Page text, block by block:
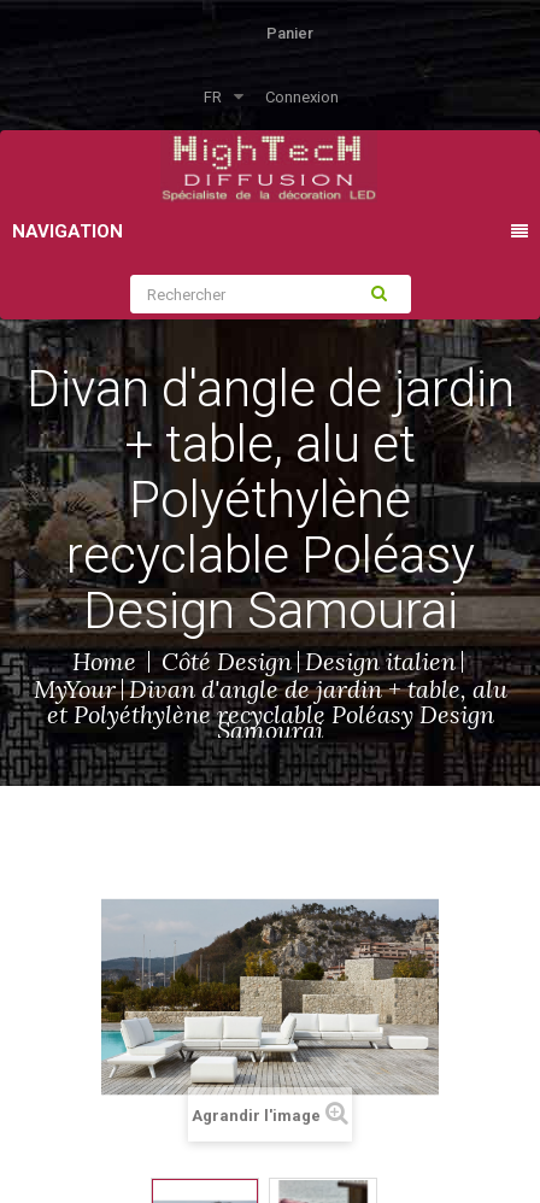
Panier
FR Connexion
NAVIGATION
Divan d'angle de jardin
+ table, alu et
Polyéthylène
recyclable Poléasy
Design Samourai
Home Côté Design Design italien
MyYour Divan d'angle de jardin + table, alu
et Polyéthylène recyclable Poléasy Design
Samourai
Agrandir l'image